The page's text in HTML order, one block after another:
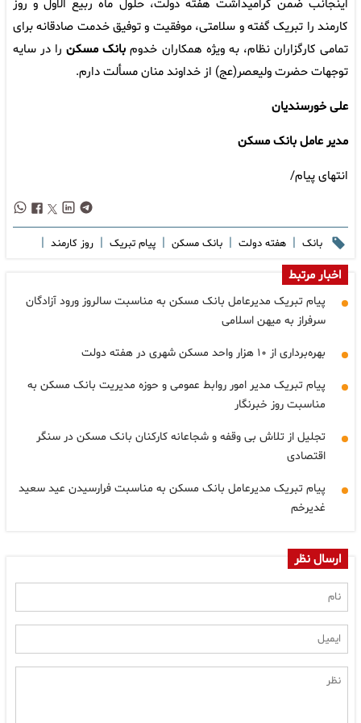
اینجانب ضمن گرامیداشت هفته دولت، حلول ماه ربیع الاول و روز
کارمند را تبریک گفته و سلامتی، موفقیت و توفیق خدمت صادقانه برای
تمامی کارگزاران نظام، به ویژه همکاران خدوم بانک مسکنرا در سایه
توجهات حضرت ولیعصر(عج) از خداوند منان مسألت دارم.
علی خورسندیان
مدیر عامل بانک مسکن
انتهای پیام/
بانک | هفته دولت | بانک مسکن | پیام تبریک | روز کارمند |
اخبار مرتبط
پیام تبریک مدیرعامل بانک مسکن به مناسبت سالروز ورود آزادگان
سرفراز به میهن اسلامی
بهره‌برداری از ۱۰ هزار واحد مسکن شهری در هفته دولت
پیام تبریک مدیر امور روابط عمومی و حوزه مدیریت بانک مسکن به
مناسبت روز خبرنگار
تجلیل از تلاش بی وقفه و شجاعانه کارکنان بانک مسکن در سنگر
اقتصادی
پیام تبریک مدیرعامل بانک مسکن به مناسبت فرارسیدن عید سعید
غدیرخم
ارسال نظر